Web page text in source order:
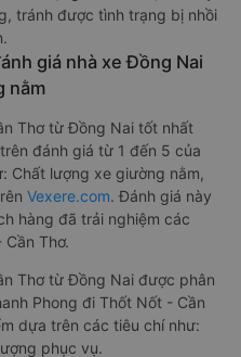
tránh được tình trạng bị nhồi
giá nhà xe Đồng Nai
nằm
Thơ từ Đồng Nai tốt nhất
đánh giá từ 1 đến 5 của
Chất lượng xe giường nằm,
Vexere.com. Đánh giá này
hàng đã trải nghiệm các
Thơ.
Thơ từ Đồng Nai được phân
Phong đi Thốt Nốt - Cần
dựa trên các tiêu chí như:
phục vụ.